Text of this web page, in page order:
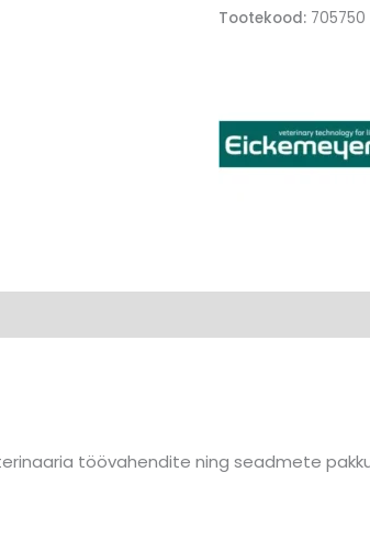
Tootekood: 705750
töövahendite ning seadmete